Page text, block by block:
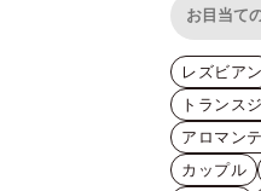
レズビアン
トランス
アロマン
カップル